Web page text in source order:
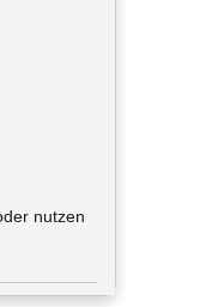
nutzen